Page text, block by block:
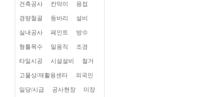
건축공사 칸막이 용접
경량철골 동바리 설비
실내공사 페인트 방수
형틀목수 일용직 조경
타일시공 시설설비 철거
고물상/재활용센타 외국인
일당/시급 공사현장 미장